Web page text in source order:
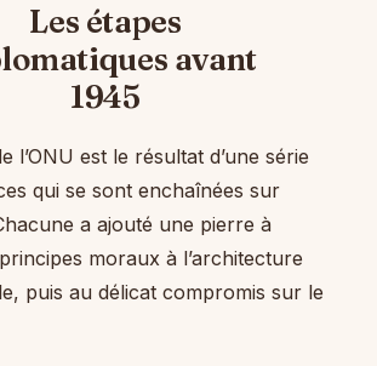
Les étapes
avant
1945
l’ONU est le résultat d’une série
qui se sont enchaînées sur
a ajouté une pierre à
moraux à l’architecture
puis au délicat compromis sur le